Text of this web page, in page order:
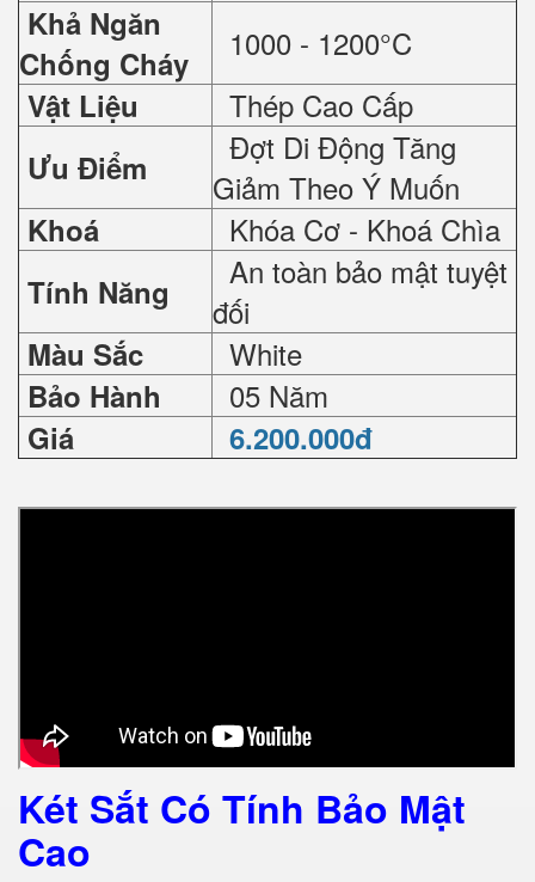
Khả Ngăn
Chống Cháy
1000 - 1200°C
Vật Liệu Thép Cao Cấp
Ưu Điểm
Đợt Di Động Tăng
Giảm Theo Ý Muốn
Khoá Khóa Cơ - Khoá Chìa
Tính Năng
An toàn bảo mật tuyệt
đối
Màu Sắc White
Bảo Hành 05 Năm
Giá 6.200.000đ
Két Sắt Có Tính Bảo Mật
Cao